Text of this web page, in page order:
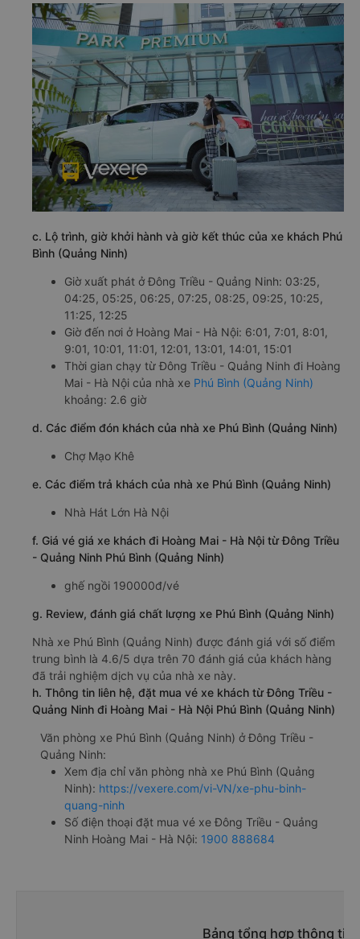
c. Lộ trình, giờ khởi hành và giờ kết thúc của xe khách Phú
Bình (Quảng Ninh)
Giờ xuất phát ở Đông Triều - Quảng Ninh: 03:25,
04:25, 05:25, 06:25, 07:25, 08:25, 09:25, 10:25,
11:25, 12:25
Giờ đến nơi ở Hoàng Mai - Hà Nội: 6:01, 7:01, 8:01,
9:01, 10:01, 11:01, 12:01, 13:01, 14:01, 15:01
Thời gian chạy từ Đông Triều - Quảng Ninh đi Hoàng
Mai - Hà Nội của nhà xe Phú Bình (Quảng Ninh)
khoảng: 2.6 giờ
d. Các điểm đón khách của nhà xe Phú Bình (Quảng Ninh)
Chợ Mạo Khê
e. Các điểm trả khách của nhà xe Phú Bình (Quảng Ninh)
Nhà Hát Lớn Hà Nội
f. Giá vé giá xe khách đi Hoàng Mai - Hà Nội từ Đông Triều
- Quảng Ninh Phú Bình (Quảng Ninh)
ghế ngồi 190000đ/vé
g. Review, đánh giá chất lượng xe Phú Bình (Quảng Ninh)
Nhà xe Phú Bình (Quảng Ninh) được đánh giá với số điểm
trung bình là 4.6/5 dựa trên 70 đánh giá của khách hàng
đã trải nghiệm dịch vụ của nhà xe này.
h. Thông tin liên hệ, đặt mua vé xe khách từ Đông Triều -
Quảng Ninh đi Hoàng Mai - Hà Nội Phú Bình (Quảng Ninh)
Văn phòng xe Phú Bình (Quảng Ninh) ở Đông Triều -
Quảng Ninh:
Xem địa chỉ văn phòng nhà xe Phú Bình (Quảng
Ninh): https://vexere.com/vi-VN/xe-phu-binh-
quang-ninh
Số điện thoại đặt mua vé xe Đông Triều - Quảng
Ninh Hoàng Mai - Hà Nội: 1900 888684
Bảng tổng hợp thông tin